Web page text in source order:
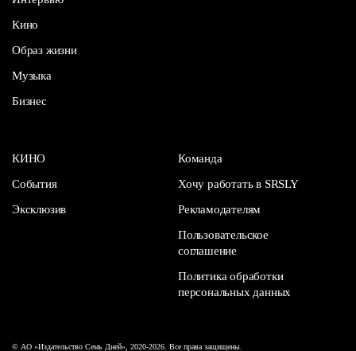
Кино
Образ жизни
Музыка
Бизнес
КИНО
События
Эксклюзив
Команда
Хочу работать в SRSLY
Рекламодателям
Пользовательское
соглашение
Политика обработки
персональных данных
© АО «Издательство Семь Дней», 2020-2026. Все права защищены.